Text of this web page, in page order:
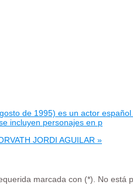
de 1995) es un actor
incluyen personajes en p
JORDI AGUILAR »
marcada con (*). No